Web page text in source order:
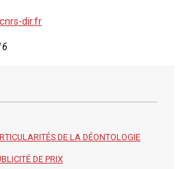
dir.fr
DE LA DÉONTOLOGIE
DE PRIX